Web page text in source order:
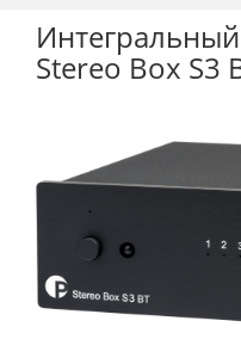
Stereo Box S3